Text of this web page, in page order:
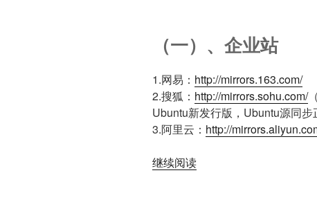
（一）、企业站
1.网易： http://mirrors.163.com/
2.搜狐： http://mirrors.sohu.com/
Ubuntu新发行版，Ubuntu源同步
3.阿里云： http://
继续阅读